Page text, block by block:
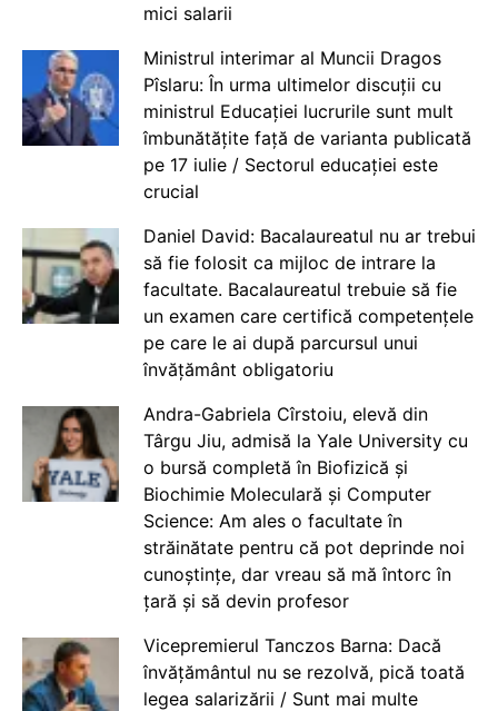
mici salarii
Ministrul interimar al Muncii Dragos
Pîslaru: În urma ultimelor discuții cu
ministrul Educației lucrurile sunt mult
îmbunătățite față de varianta publicată
pe 17 iulie / Sectorul educației este
crucial
Daniel David: Bacalaureatul nu ar trebui
să fie folosit ca mijloc de intrare la
facultate. Bacalaureatul trebuie să fie
un examen care certifică competențele
pe care le ai după parcursul unui
învățământ obligatoriu
Andra-Gabriela Cîrstoiu, elevă din
Târgu Jiu, admisă la Yale University cu
o bursă completă în Biofizică și
Biochimie Moleculară și Computer
Science: Am ales o facultate în
străinătate pentru că pot deprinde noi
cunoștințe, dar vreau să mă întorc în
țară și să devin profesor
Vicepremierul Tanczos Barna: Dacă
învățământul nu se rezolvă, pică toată
legea salarizării / Sunt mai multe